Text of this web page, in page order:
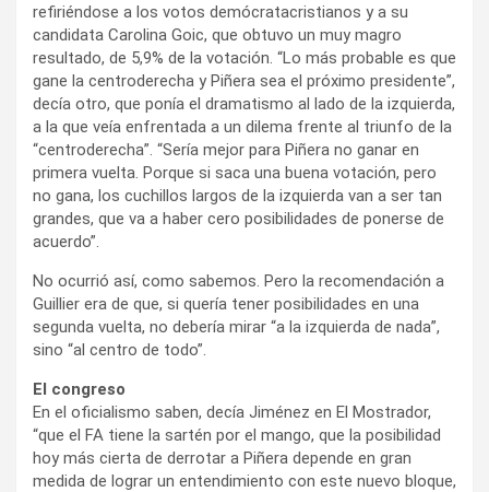
refiriéndose a los votos demócratacristianos y a su
candidata Carolina Goic, que obtuvo un muy magro
resultado, de 5,9% de la votación. “Lo más probable es que
gane la centroderecha y Piñera sea el próximo presidente”,
decía otro, que ponía el dramatismo al lado de la izquierda,
a la que veía enfrentada a un dilema frente al triunfo de la
“centroderecha”. “Sería mejor para Piñera no ganar en
primera vuelta. Porque si saca una buena votación, pero
no gana, los cuchillos largos de la izquierda van a ser tan
grandes, que va a haber cero posibilidades de ponerse de
acuerdo”.
No ocurrió así, como sabemos. Pero la recomendación a
Guillier era de que, si quería tener posibilidades en una
segunda vuelta, no debería mirar “a la izquierda de nada”,
sino “al centro de todo”.
El congreso
En el oficialismo saben, decía Jiménez en El Mostrador,
“que el FA tiene la sartén por el mango, que la posibilidad
hoy más cierta de derrotar a Piñera depende en gran
medida de lograr un entendimiento con este nuevo bloque,